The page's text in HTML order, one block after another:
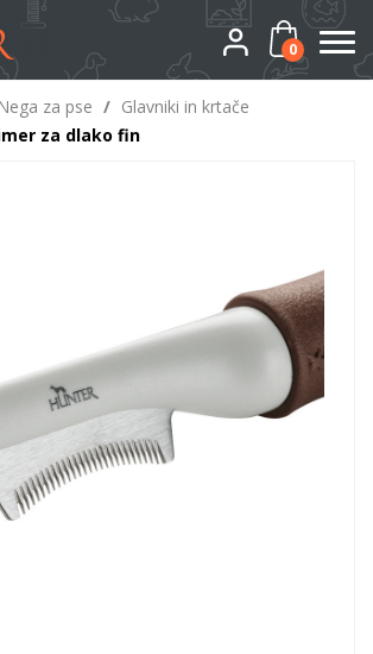
0
Nega za pse / Glavniki in krtače
za dlako fin